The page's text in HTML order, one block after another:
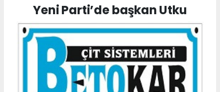
Yeni Parti’de başkan Utku